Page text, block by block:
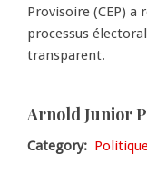
Provisoire (CEP) a
processus
transparent.
Arnold Junior
Category